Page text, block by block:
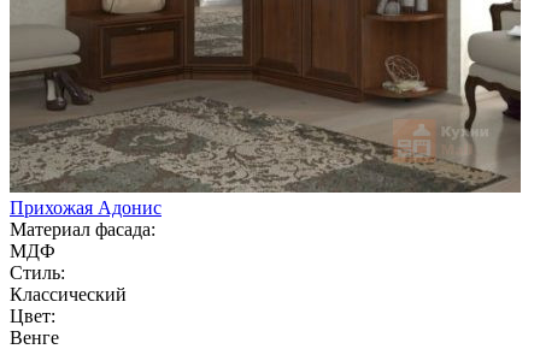
Прихожая Адонис
Материал фасада:
МДФ
Стиль:
Классический
Цвет:
Венге